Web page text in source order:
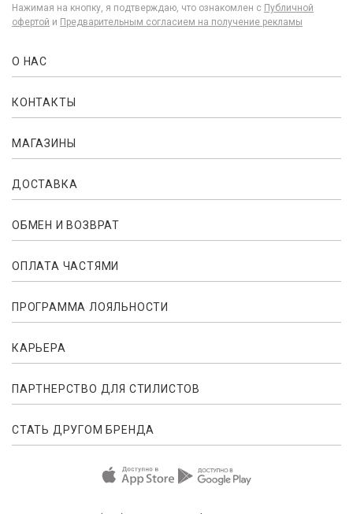
Нажимая на кнопку, я подтверждаю, что ознакомлен с Публичной
офертой и Предварительным согласием на получение рекламы
О НАС
КОНТАКТЫ
МАГАЗИНЫ
ДОСТАВКА
ОБМЕН И ВОЗВРАТ
ОПЛАТА ЧАСТЯМИ
ПРОГРАММА ЛОЯЛЬНОСТИ
КАРЬЕРА
ПАРТНЕРСТВО ДЛЯ СТИЛИСТОВ
СТАТЬ ДРУГОМ БРЕНДА